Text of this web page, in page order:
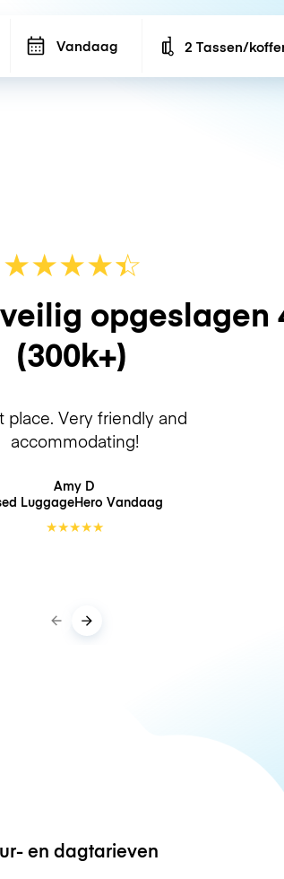
Vandaag Number of bags
2 Tassen/
★★★★☆
★
opgeslagen
(300k+)
place. Very friendly and
accommodating!
Amy D
LuggageHero Vandaag
★★★★★
en dagtarieven